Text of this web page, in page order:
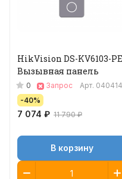
HikVision DS-KV6103-
Вызывная панель
0 Запрос Арт. 040414
-40%
7 074 ₽ 11 790 ₽
В корзину